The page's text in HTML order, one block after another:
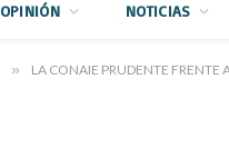
OPINIÓN NOTICIAS
» LA CONAIE PRUDENTE FRENTE